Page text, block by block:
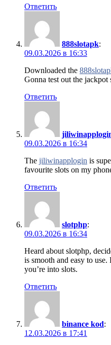
Ответить
888slotapk:
09.03.2026 в 16:33
Downloaded the
Gonna test out the
Ответить
09.03.2026 в 16:34
The jiliwinapplogin is
favourite slots on my
Ответить
slotphp:
09.03.2026 в 16:34
Heard about slotphp,
is smooth and easy to
you’re into slots.
Ответить
binance kod:
12.03.2026 в 17:41